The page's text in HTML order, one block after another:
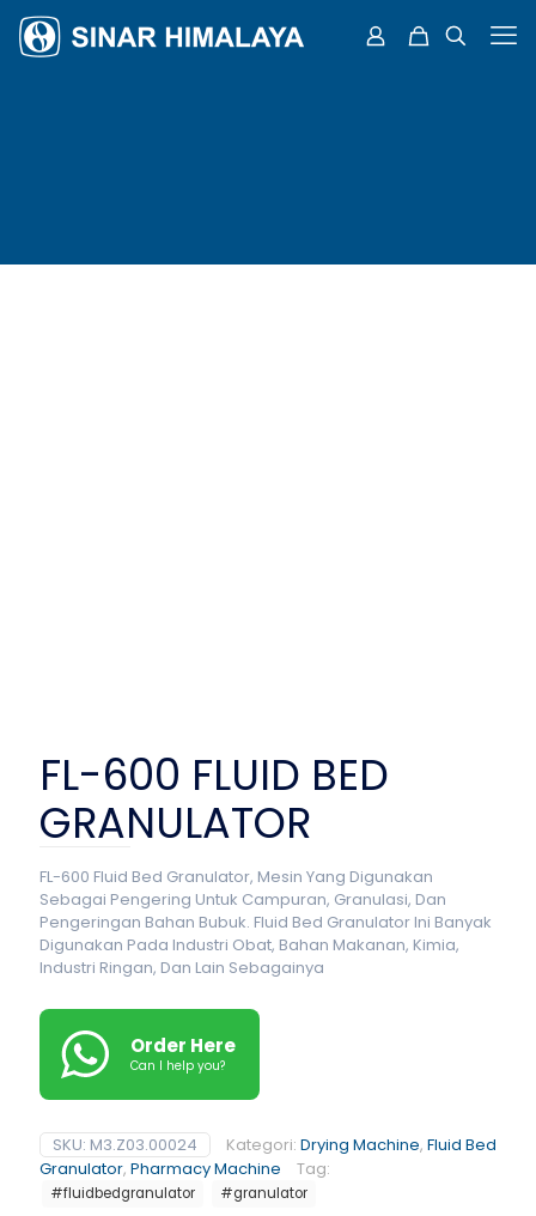
FL-600 FLUID BED
GRANULATOR
FL-600 Fluid Bed Granulator, Mesin Yang Digunakan
Sebagai Pengering Untuk Campuran, Granulasi, Dan
Pengeringan Bahan Bubuk. Fluid Bed Granulator Ini Banyak
Digunakan Pada Industri Obat, Bahan Makanan, Kimia,
Industri Ringan, Dan Lain Sebagainya
Order Here
Can I help you?
SKU: M3.Z03.00024 Kategori: Drying Machine, Fluid Bed
Granulator, Pharmacy Machine Tag:
#fluidbedgranulator #granulator